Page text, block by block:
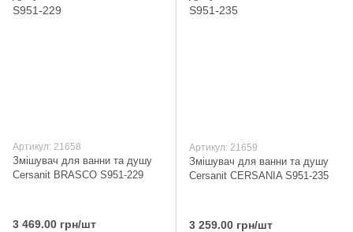
Артикул: 21658
Змішувач для ванни та душу
Cersanit BRASCO S951-229
3 469.00 грн/шт
Артикул: 21659
Змішувач для ванни та душу
Cersanit CERSANIA S951-235
3 259.00 грн/шт